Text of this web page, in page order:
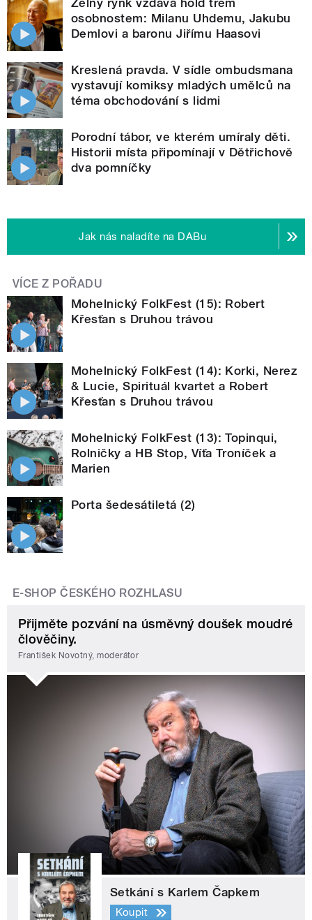
osobnostem: Milanu Uhdemu, Jakubu
Demlovi a baronu Jiřímu Haasovi
Kreslená pravda. V sídle ombudsmana
vystavují komiksy mladých umělců na
téma obchodování s lidmi
Porodní tábor, ve kterém umíraly děti.
Historii místa připomínají v Dětřichově
dva pomníčky
Jak nás naladíte na DABu
VÍCE Z POŘADU
Mohelnický FolkFest (15): Robert
Křesťan s Druhou trávou
Mohelnický FolkFest (14): Korki, Nerez
& Lucie, Spirituál kvartet a Robert
Křesťan s Druhou trávou
Mohelnický FolkFest (13): Topinqui,
Rolničky a HB Stop, Víťa Troníček a
Marien
Porta šedesátiletá (2)
E-SHOP ČESKÉHO ROZHLASU
Přijměte pozvání na úsměvný doušek moudré
člověčiny.
František Novotný, moderátor
Setkání s Karlem Čapkem
Koupit